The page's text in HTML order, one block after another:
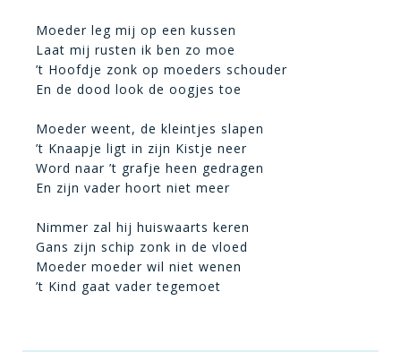
Moeder leg mij op een kussen
Laat mij rusten ik ben zo moe
’t Hoofdje zonk op moeders schouder
En de dood look de oogjes toe
Moeder weent, de kleintjes slapen
’t Knaapje ligt in zijn Kistje neer
Word naar ’t grafje heen gedragen
En zijn vader hoort niet meer
Nimmer zal hij huiswaarts keren
Gans zijn schip zonk in de vloed
Moeder moeder wil niet wenen
’t Kind gaat vader tegemoet